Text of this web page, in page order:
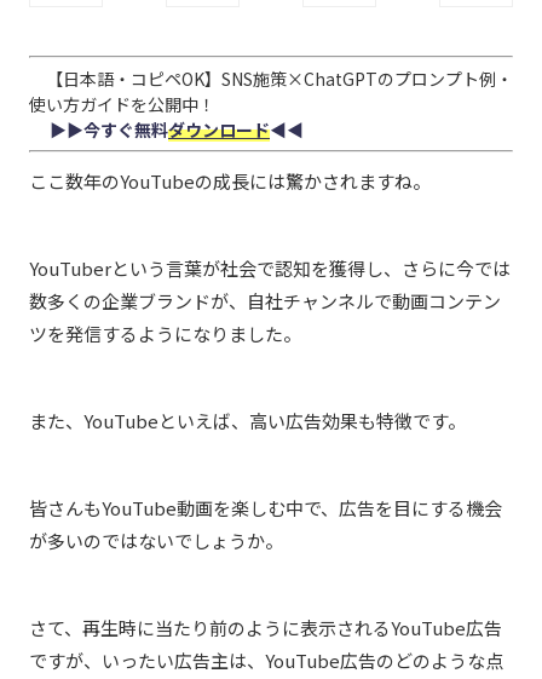
【日本語・コピペOK】SNS施策×ChatGPTのプロンプト例・
使い方ガイドを公開中！
▶︎▶︎今すぐ無料ダウンロード◀︎◀︎
ここ数年のYouTubeの成長には驚かされますね。
YouTuberという言葉が社会で認知を獲得し、さらに今では
数多くの企業ブランドが、自社チャンネルで動画コンテン
ツを発信するようになりました。
また、YouTubeといえば、高い広告効果も特徴です。
皆さんもYouTube動画を楽しむ中で、広告を目にする機会
が多いのではないでしょうか。
さて、再生時に当たり前のように表示されるYouTube広告
ですが、いったい広告主は、YouTube広告のどのような点